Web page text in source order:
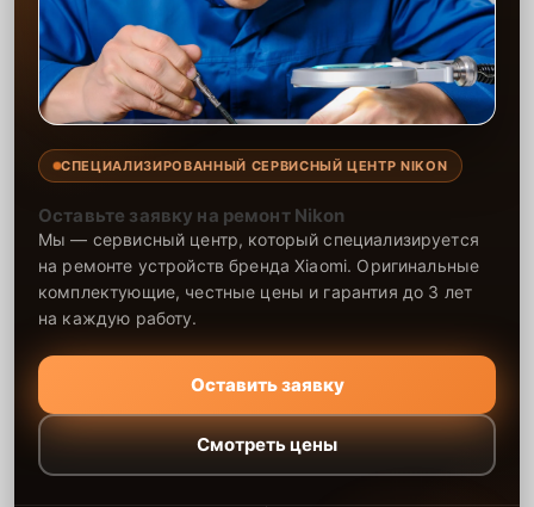
СПЕЦИАЛИЗИРОВАННЫЙ СЕРВИСНЫЙ ЦЕНТР NIKON
Оставьте заявку на ремонт Nikon
Мы — сервисный центр, который специализируется
на ремонте устройств бренда Xiaomi. Оригинальные
комплектующие, честные цены и гарантия до 3 лет
на каждую работу.
Оставить заявку
Смотреть цены